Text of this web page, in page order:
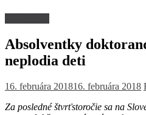
Absolventky
neplodia deti
16. februára 201816. februára 2018
Za posledné štvrťstoročie sa na